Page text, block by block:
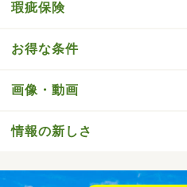
瑕疵保険
お得な条件
画像・動画
情報の新しさ